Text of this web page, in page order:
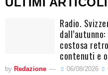
Radio.
costosa
contenuti e
by Redazione 06/08/2026